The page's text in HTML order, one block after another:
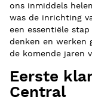
ons inmiddels
was de inrichting
een essentiële
denken en werken
de komende jaren
Eerste
Central